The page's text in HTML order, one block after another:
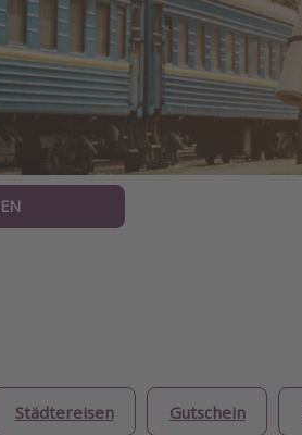
Städtereisen Gutschein